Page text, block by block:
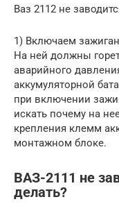
Ваз 2112 не
1) Включаем
На ней должны
аварийного
аккумуляторной
при включении
искать почему на
крепления клемм
монтажном блоке.
ВАЗ-2111 не
делать?